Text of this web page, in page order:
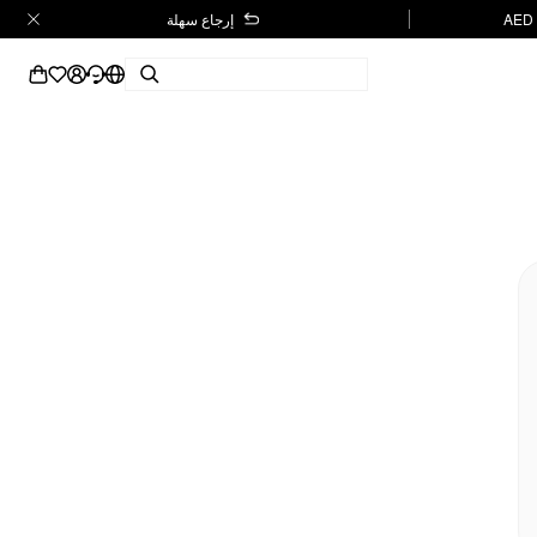
إرجاع سهلة